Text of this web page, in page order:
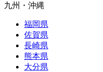
九州・沖縄
福岡県
佐賀県
長崎県
熊本県
大分県